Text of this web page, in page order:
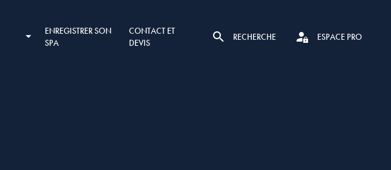
ENREGISTRER SON
SPA
CONTACT ET
DEVIS
RECHERCHE ESPACE PRO